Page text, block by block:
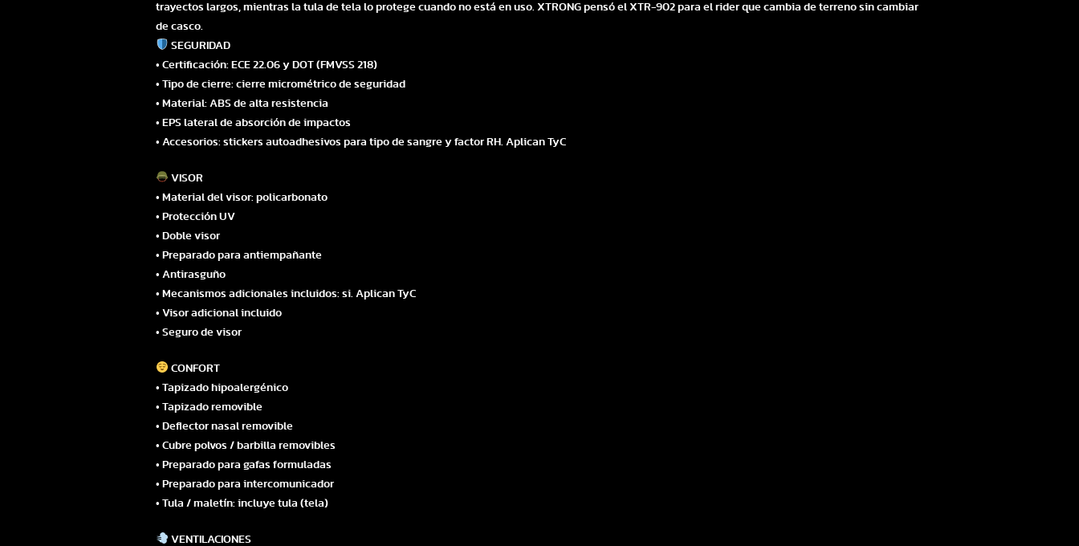
trayectos largos, mientras la tula de tela lo protege cuando no está en uso. XTRONG pensó el XTR-902 para el rider que cambia de terreno sin cambiar
de casco.
SEGURIDAD
• Certificación: ECE 22.06 y DOT (FMVSS 218)
• Tipo de cierre: cierre micrométrico de seguridad
• Material: ABS de alta resistencia
• EPS lateral de absorción de impactos
• Accesorios: stickers autoadhesivos para tipo de sangre y factor RH. Aplican TyC
VISOR
• Material del visor: policarbonato
• Protección UV
• Doble visor
• Preparado para antiempañante
• Antirasguño
• Mecanismos adicionales incluidos: si. Aplican TyC
• Visor adicional incluido
• Seguro de visor
CONFORT
• Tapizado hipoalergénico
• Tapizado removible
• Deflector nasal removible
• Cubre polvos / barbilla removibles
• Preparado para gafas formuladas
• Preparado para intercomunicador
• Tula / maletín: incluye tula (tela)
VENTILACIONES